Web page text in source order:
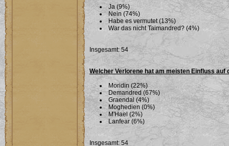
Ja (9%)
Nein (74%)
Habe es vermutet (13%)
War das nicht Taimandred? (4%)
Insgesamt: 54
Welcher Verlorene hat am meisten Einfluss auf
Moridin (22%)
Demandred (67%)
Graendal (4%)
Moghedien (0%)
M'Hael (2%)
Lanfear (6%)
Insgesamt: 54